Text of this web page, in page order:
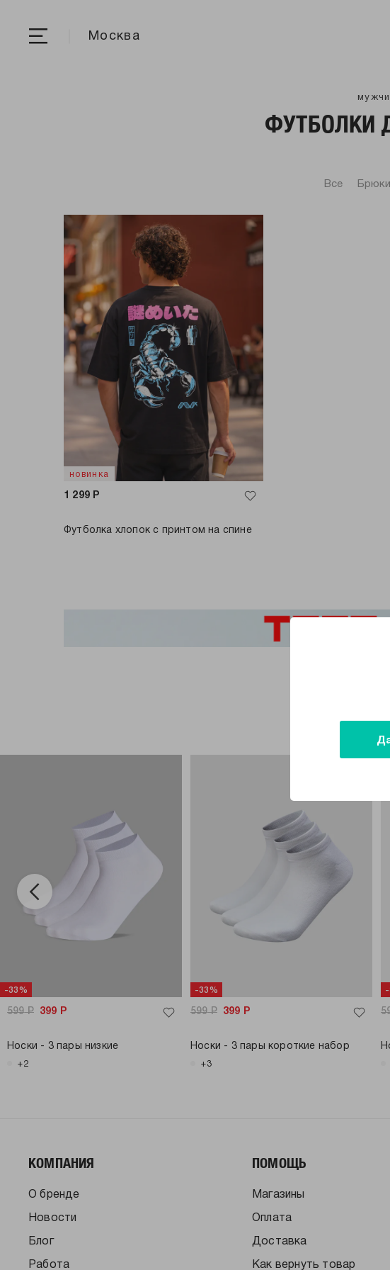
Москва
ФУТБОЛКИ
Все Брюки
новинка
1 299 Р
Футболка хлопок с принтом на спине
-33%
599Р 399 Р
Носки - 3 пары низкие
+2
-33%
599Р 399 Р
Носки - 3 пары короткие набор
+3
-
КОМПАНИЯ
О бренде
Новости
Блог
Работа
ПОМОЩЬ
Магазины
Оплата
Доставка
Как вернуть товар